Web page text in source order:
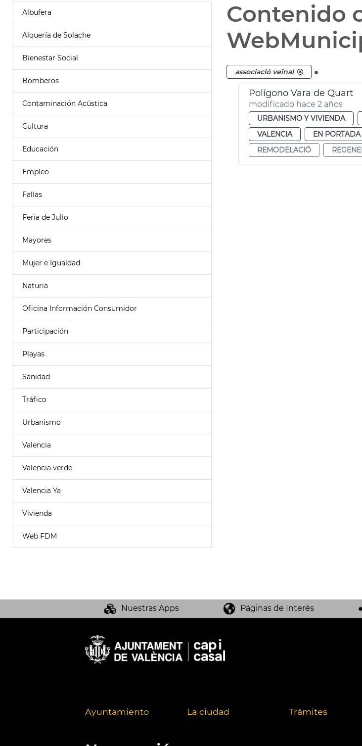
Albufera
Alquería de Solache
Bienestar Social
Bomberos
Contaminación Acústica
Cultura
Educación
Empleo
Fallas
Feria de Julio
Mayores
Mujer e Igualdad
Naturia
Oficina Información Consumidor
Participación
Playas
Sanidad
Tráfico
Urbanismo
Valencia
Valencia verde
Valencia Ya
Vivienda
Web FDM
Contenido
associació veïnal .
Polígono Vara de Quart
modificado hace 2 años
URBANISMO Y VIVIENDA
VALENCIA
EN PORTADA
REMODELACIÓ
Nuestras Apps Páginas de Interés
Ayuntamiento La ciudad Trámites